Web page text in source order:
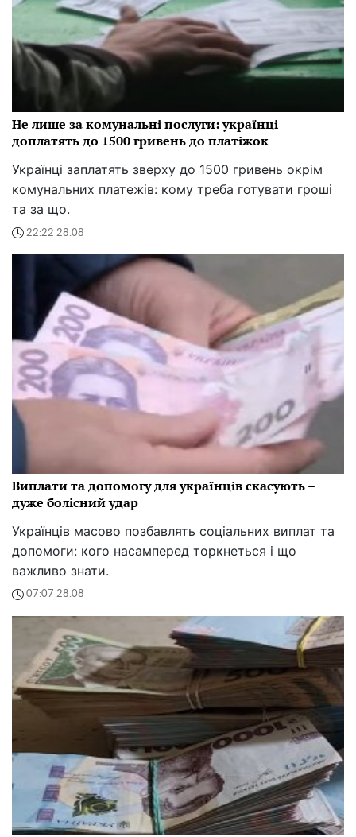
Не лише за комунальні послуги: українці
доплатять до 1500 гривень до платіжок
Українці заплатять зверху до 1500 гривень окрім
комунальних платежів: кому треба готувати гроші
та за що.
22:22 28.08
Виплати та допомогу для українців скасують –
дуже болісний удар
Українців масово позбавлять соціальних виплат та
допомоги: кого насамперед торкнеться і що
важливо знати.
07:07 28.08